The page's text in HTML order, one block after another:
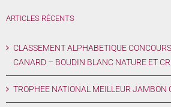
ARTICLES RÉCENTS
CLASSEMENT ALPHABETIQUE
CANARD – BOUDIN BLANC NATURE ET
TROPHEE NATIONAL MEILLEUR JAMBON